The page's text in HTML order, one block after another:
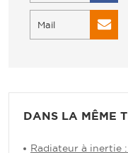
DANS LA MÊME
Radiateur à inertie
Mail